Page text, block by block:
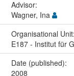
Advisor:
Wagner, Ina
Organisational Unit:
E187 - Institut für
Date (published):
2008